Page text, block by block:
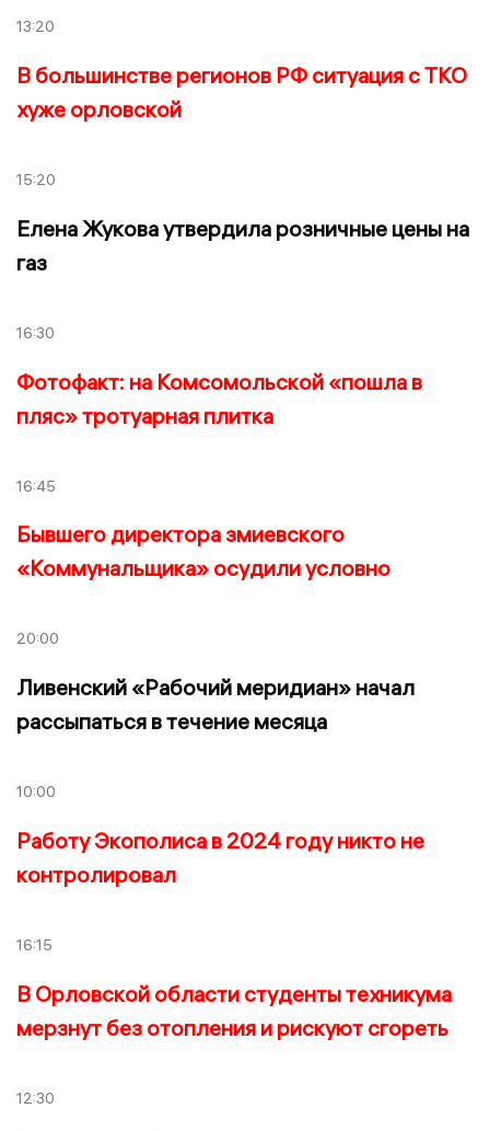
13:20
В большинстве регионов РФ ситуация с ТКО
хуже орловской
15:20
Елена Жукова утвердила розничные цены на
газ
16:30
Фотофакт: на Комсомольской «пошла в
пляс» тротуарная плитка
16:45
Бывшего директора змиевского
«Коммунальщика» осудили условно
20:00
Ливенский «Рабочий меридиан» начал
рассыпаться в течение месяца
10:00
Работу Экополиса в 2024 году никто не
контролировал
16:15
В Орловской области студенты техникума
мерзнут без отопления и рискуют сгореть
12:30